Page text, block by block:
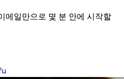
메일만으로 몇 분 안에 시작할